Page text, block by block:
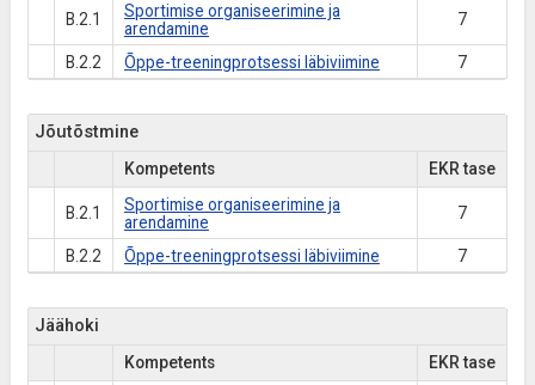
B.2.1
Sportimise organiseerimine ja
arendamine
7
B.2.2 Õppe-treeningprotsessi läbiviimine 7
Jõutõstmine
Kompetents EKR tase
B.2.1
Sportimise organiseerimine ja
arendamine
7
B.2.2 Õppe-treeningprotsessi läbiviimine 7
Jäähoki
Kompetents EKR tase